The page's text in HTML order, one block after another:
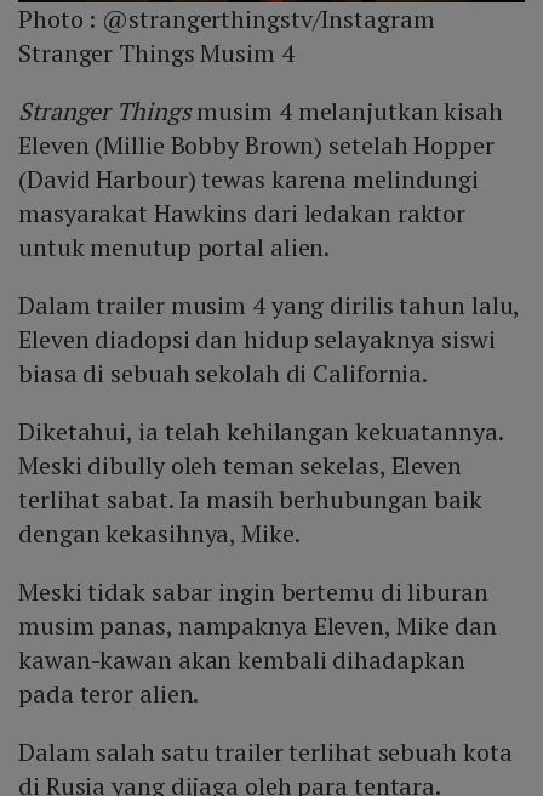
Photo : @strangerthingstv/Instagram
Stranger Things Musim 4
Stranger Thingsmusim 4 melanjutkan kisah
Eleven (Millie Bobby Brown) setelah Hopper
(David Harbour) tewas karena melindungi
masyarakat Hawkins dari ledakan raktor
untuk menutup portal alien.
Dalam trailer musim 4 yang dirilis tahun lalu,
Eleven diadopsi dan hidup selayaknya siswi
biasa di sebuah sekolah di California.
Diketahui, ia telah kehilangan kekuatannya.
Meski dibully oleh teman sekelas, Eleven
terlihat sabat. Ia masih berhubungan baik
dengan kekasihnya, Mike.
Meski tidak sabar ingin bertemu di liburan
musim panas, nampaknya Eleven, Mike dan
kawan-kawan akan kembali dihadapkan
pada teror alien.
Dalam salah satu trailer terlihat sebuah kota
di Rusia yang dijaga oleh para tentara.